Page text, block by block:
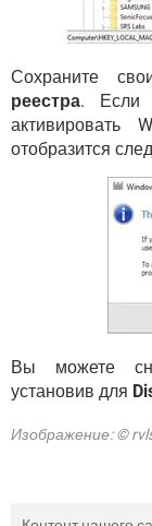
Сохраните
реестра. Если
активировать
отобразится
Вы можете
установив для
Изображение: ©